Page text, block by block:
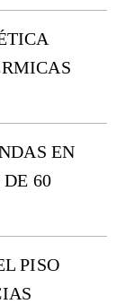
EN
60
PISO